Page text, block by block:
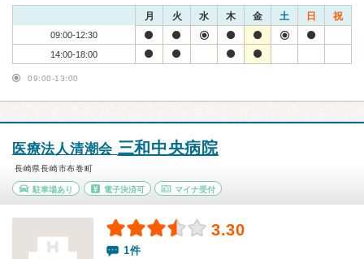
月 火 水 木 金 土 日 祝
09:00-12:30
14:00-18:00
09:00-13:00
医療法人清潮会 三和中央病院
長崎県長崎市布巻町
駐車場あり 電子決済可 マイナ受付
3.30
1件